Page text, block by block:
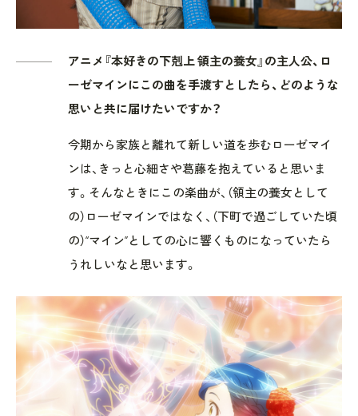
アニメ『本好きの下剋上 領主の養女』の主人公、ロ
ーゼマインにこの曲を手渡すとしたら、どのような
思いと共に届けたいですか？
今期から家族と離れて新しい道を歩むローゼマイ
ンは、きっと心細さや葛藤を抱えていると思いま
す。そんなときにこの楽曲が、（領主の養女として
の）ローゼマインではなく、（下町で過ごしていた頃
の）“マイン”としての心に響くものになっていたら
うれしいなと思います。